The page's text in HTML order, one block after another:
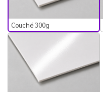
Couché 300g